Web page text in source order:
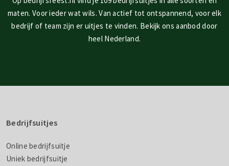
maten. Voor ieder wat wils. Van actief tot ontspannend, voor elk
bedrijf of team zijn er uitjes te vinden. Bekijk ons aanbod door
heel Nederland.
Bedrijfsuitjes
Online bedrijfsuitje
Uniek bedrijfsuitje